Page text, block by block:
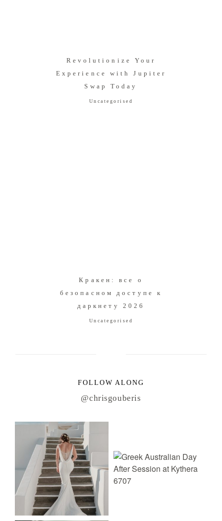
Revolutionize Your
Experience with Jupiter
Swap Today
Uncategorised
Кракен: все о
безопасном доступе к
даркнету 2026
Uncategorised
FOLLOW ALONG
@chrisgouberis